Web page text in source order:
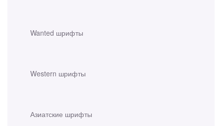
Wanted шрифты
Western шрифты
Азиатские шрифты